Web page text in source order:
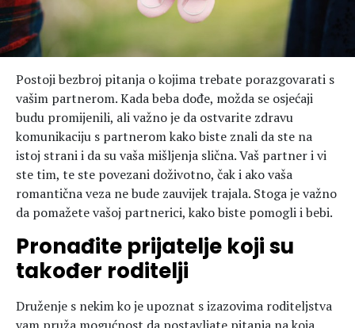
Postoji bezbroj pitanja o kojima trebate porazgovarati s
vašim partnerom. Kada beba dođe, možda se osjećaji
budu promijenili, ali važno je da ostvarite zdravu
komunikaciju s partnerom kako biste znali da ste na
istoj strani i da su vaša mišljenja slična. Vaš partner i vi
ste tim, te ste povezani doživotno, čak i ako vaša
romantična veza ne bude zauvijek trajala. Stoga je važno
da pomažete vašoj partnerici, kako biste pomogli i bebi.
Pronađite prijatelje koji su
također roditelji
Druženje s nekim ko je upoznat s izazovima roditeljstva